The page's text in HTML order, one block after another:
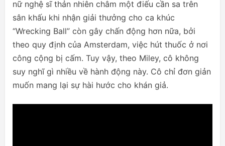
nữ nghệ sĩ thản nhiên châm một điếu cần sa trên
sân khấu khi nhận giải thưởng cho ca khúc
“Wrecking Ball” còn gây chấn động hơn nữa, bởi
theo quy định của Amsterdam, việc hút thuốc ở nơi
công cộng bị cấm. Tuy vậy, theo Miley, cô không
suy nghĩ gì nhiều về hành động này. Cô chỉ đơn giản
muốn mang lại sự hài hước cho khán giả.